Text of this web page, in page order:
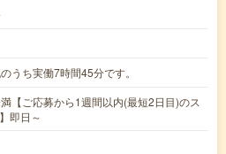
うち実働7時間45分です。
【ご応募から1週間以内(最短2日目)のス
即日～